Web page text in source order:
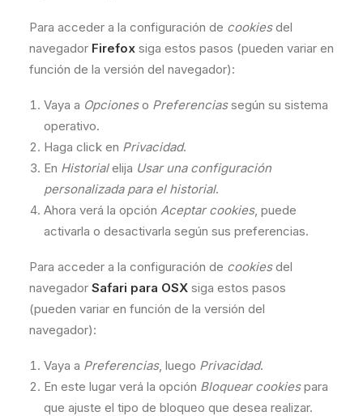
Para acceder a la configuración de cookiesdel
navegador Firefox siga estos pasos (pueden variar en
función de la versión del navegador):
Vaya a Opcioneso Preferenciassegún su sistema
operativo.
Haga click en Privacidad.
En Historialelija Usar una configuración
personalizada para el historial.
Ahora verá la opción Aceptar cookies, puede
activarla o desactivarla según sus preferencias.
Para acceder a la configuración de cookiesdel
navegador Safari para OSX siga estos pasos
(pueden variar en función de la versión del
navegador):
Vaya a Preferencias, luego Privacidad.
En este lugar verá la opción Bloquear cookiespara
que ajuste el tipo de bloqueo que desea realizar.